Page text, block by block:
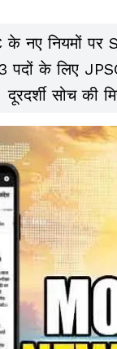
नए नियमों पर
के लिए
सोच की